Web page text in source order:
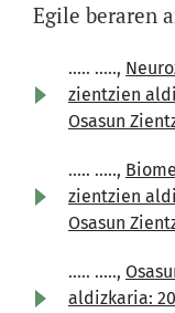
Egile beraren
..... .....,
zientzien
Osasun
..... .....,
zientzien
Osasun
..... .....,
aldizkaria: